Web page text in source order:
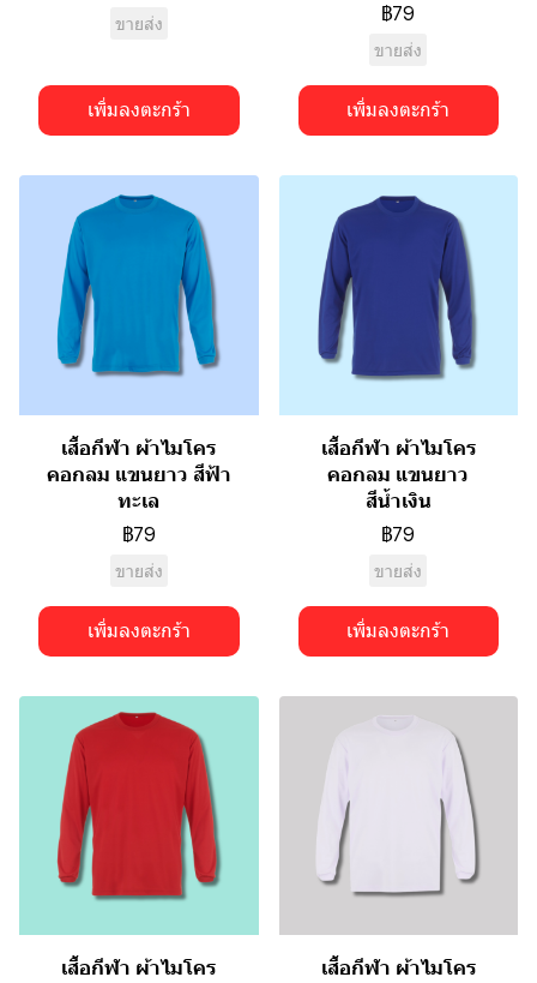
ขายส่ง
เพิ่มลงตะกร้า
฿79
ขายส่ง
เพิ่มลงตะกร้า
เสื้อกีฬา ผ้าไมโคร
คอกลม แขนยาว สีฟ้า
ทะเล
฿79
ขายส่ง
เพิ่มลงตะกร้า
เสื้อกีฬา ผ้าไมโคร
คอกลม แขนยาว
สีน้ำเงิน
฿79
ขายส่ง
เพิ่มลงตะกร้า
เสื้อกีฬา ผ้าไมโคร
เสื้อกีฬา ผ้าไมโคร